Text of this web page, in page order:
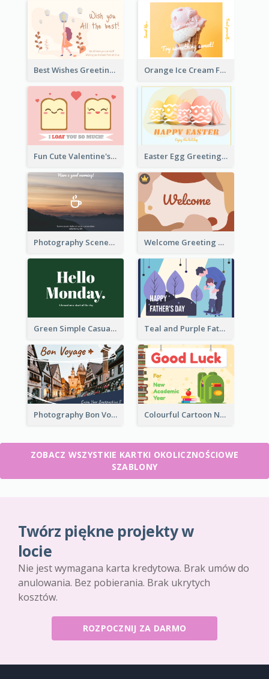
Best Wishes Greeting Card Orange Ice Cream Fun Greeting Card
Fun Cute Valentine's Day Celebration Card Easter Egg Greeting Card
Photography Scenery Good Morning Greeting Card Welcome Greeting Card
Green Simple Casual Greeting Card Teal and Purple Father's Day Celebration Card
Photography Bon Voyage Card For Backpacker Colourful Cartoon New Academic Year Greeting Card
ZOBACZ WSZYSTKIE KARTKI OKOLICZNOŚCIOWE
SZABLONY
Twórz piękne projekty w
locie
Nie jest wymagana karta kredytowa. Brak umów do
anulowania. Bez pobierania. Brak ukrytych
kosztów.
ROZPOCZNIJ ZA DARMO